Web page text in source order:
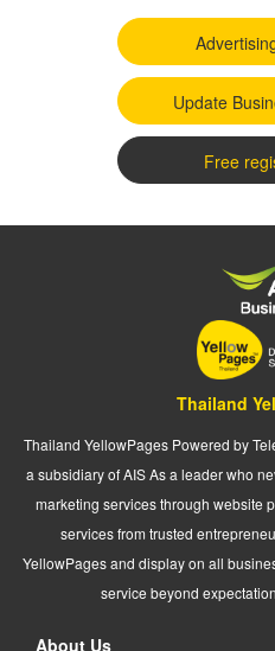
Update
Free
Thailand
Thailand YellowPages Powered by
a subsidiary of AIS As a leader who
marketing services through website
services from trusted
YellowPages and display on all
service beyond
About Us